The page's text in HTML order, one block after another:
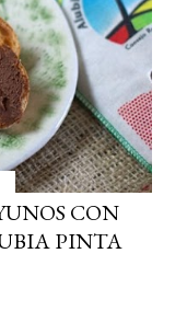
simple pero
tan
un snack ligero,
Es el
CON
PINTA